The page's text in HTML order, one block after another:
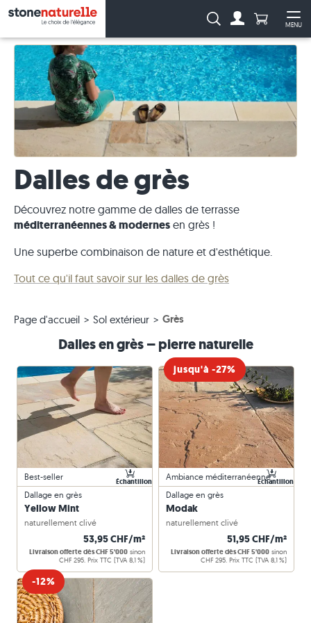
MENU
Recherche :Anzahl
Dalles de grès
Découvrez notre gamme de dalles de terrasse
méditerranéennes & modernes en grès !
Une superbe combinaison de nature et d'esthétique.
Tout ce qu'il faut savoir sur les dalles de grès
Page d'accueil Sol extérieur Grès
Dalles en grès – pierre naturelle
Dallage en grès
Yellow Mint
naturellement clivé
53,95 CHF/m²
Livraison offerte dès CHF 5'000 sinon
CHF 295. Prix TTC (TVA 8,1 %)
Best-seller Échantillon
Dallage en grès
Modak
naturellement clivé
51,95 CHF/m²
Livraison offerte dès CHF 5'000 sinon
CHF 295. Prix TTC (TVA 8,1 %)
jusqu'à -27%
Ambiance méditerranéenneÉchantillon
-12%